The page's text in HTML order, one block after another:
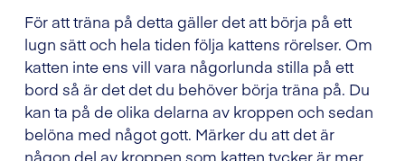
För att träna på detta gäller det att börja på ett
lugn sätt och hela tiden följa kattens rörelser. Om
katten inte ens vill vara någorlunda stilla på ett
bord så är det det du behöver börja träna på. Du
kan ta på de olika delarna av kroppen och sedan
belöna med något gott. Märker du att det är
någon del av kroppen som katten tycker är mer